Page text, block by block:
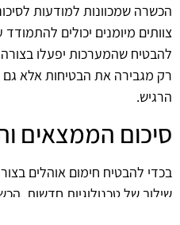
הכשרה שמכוונות למודעות
צוותים מיומנים יכולים
להבטיח שהמערכות יפעלו
רק מגבירה את הבטיחות אלא
הרגיש.
סיכום הממצאים
בכדי להבטיח חימום אוהלים
שילוב של טכנולוגיות חדשות,